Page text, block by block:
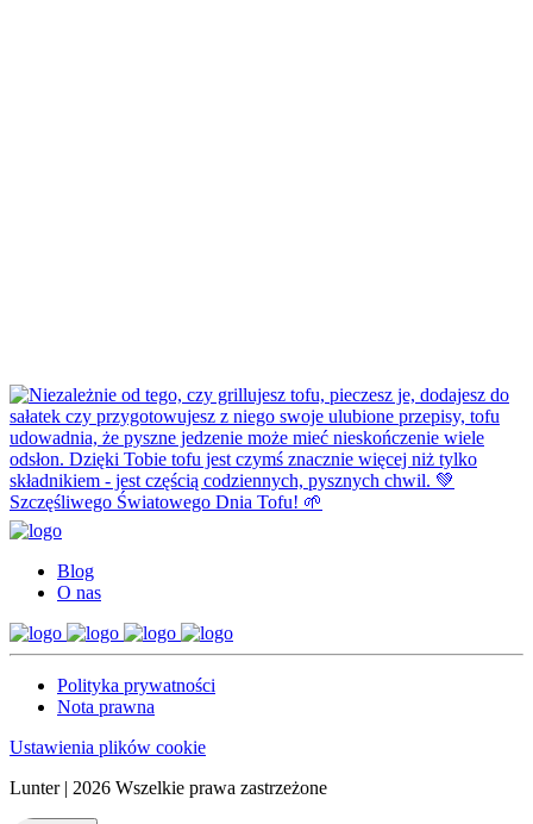
Blog
O nas
Polityka prywatności
Nota prawna
Ustawienia plików cookie
Lunter | 2026 Wszelkie prawa zastrzeżone